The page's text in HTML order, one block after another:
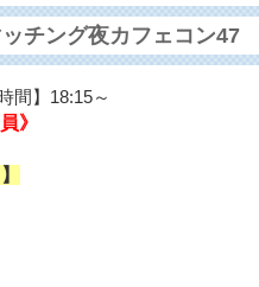
チング夜カフェコン47
間】18:15～
》